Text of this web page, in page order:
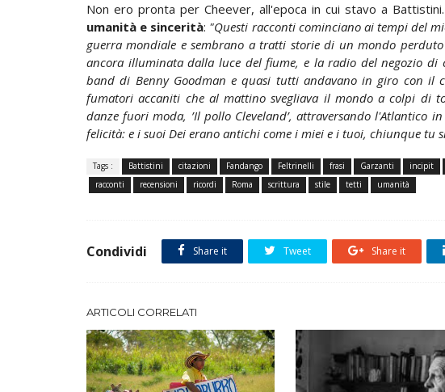
Non ero pronta per Cheever, all'epoca in cui stavo a
umanità e sincerità: "Questi racconti cominciano ai tempi del
guerra mondiale e sembrano a tratti storie di un mondo
ancora illuminata dalla luce del fiume, e la radio del negozio di
band di Benny Goodman e quasi tutti andavano in giro con il
fumatori accaniti che al mattino svegliava il mondo a colpi di
danze fuori moda, ’Il pollo Cleveland’, attraversando l'Atlantico
felicità: e i suoi Dei erano antichi come i miei e i tuoi, chiunque tu
Tags : Battistini citazioni Fandango Feltrinelli frasi Garzanti incipit
racconti
recensioni ricordi Roma scrittura stile tetti umanità
Condividi Share it Tweet Share it
ARTICOLI CORRELATI